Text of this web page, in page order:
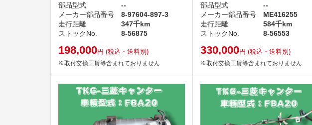
部品型式
--
メーカー部品番号
8-97604-897-3
走行距離
347千km
ストックNo.
8-56875
198,000円 (税込・送料別)
※取付交換工賃等含まれておりません
部品型式
--
メーカー部品番号
ME416255
走行距離
584千km
ストックNo.
8-56553
330,000円 (税込・送料別)
※取付交換工賃等含まれておりません